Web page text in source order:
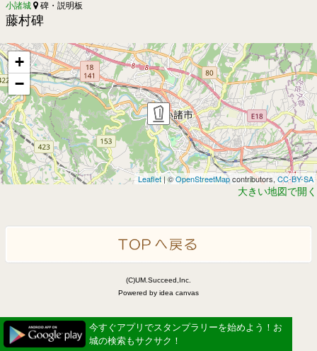
小諸城 碑・説明板
藤村碑
+
−
Leaflet | ©OpenStreetMapcontributors, CC-BY-SA
大きい地図で開く
(C)UM.Succeed,Inc.
Powered by idea canvas
今すぐアプリでスタンプラリーを始めよう！お
城の検索もサクサク！